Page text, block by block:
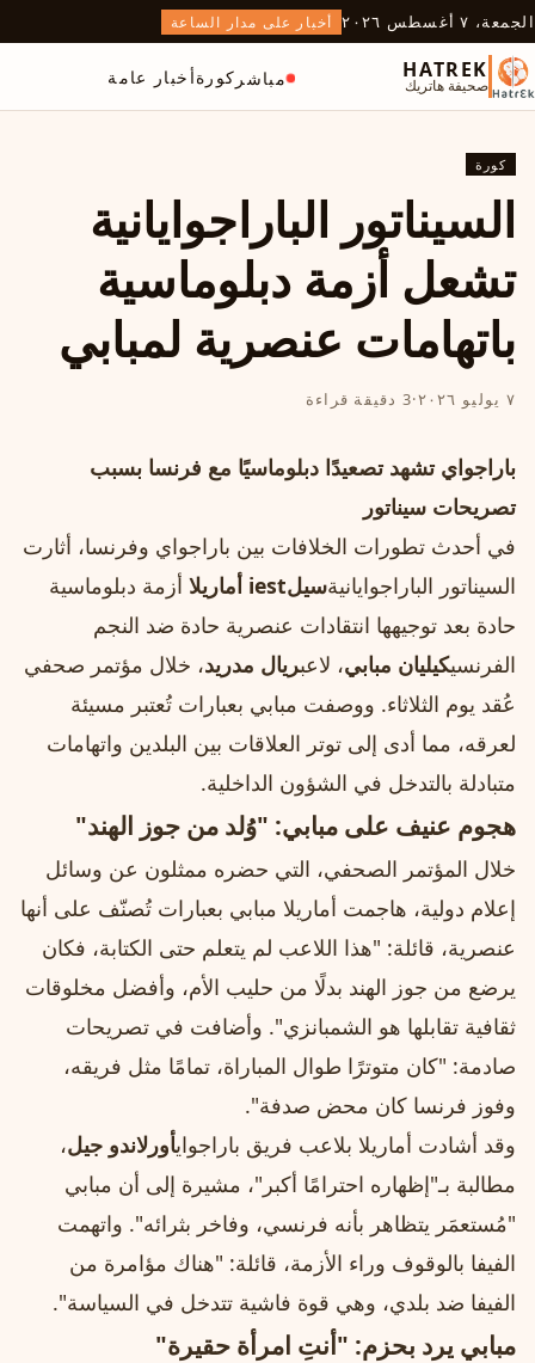
الجمعة، ٧ أغسطس ٢٠٢٦ أخبار على مدار الساعة
HATREK
صحيفة هاتريك مباشر كورةأخبار عامة
كورة
السيناتور الباراجوايانية
تشعل أزمة دبلوماسية
باتهامات عنصرية لمبابي
٧ يوليو ٢٠٢٦ ·3 دقيقة قراءة
باراجواي تشهد تصعيدًا دبلوماسيًا مع فرنسا بسبب
تصريحات سيناتور
في أحدث تطورات الخلافات بين باراجواي وفرنسا، أثارت
السيناتور الباراجوايانيةسيلiest أماريلا
أزمة دبلوماسية
حادة بعد توجيهها انتقادات عنصرية حادة ضد النجم
الفرنسيكيليان مبابي، لاعبريال مدريد، خلال مؤتمر صحفي
عُقد يوم الثلاثاء. ووصفت مبابي بعبارات تُعتبر مسيئة
لعرقه، مما أدى إلى توتر العلاقات بين البلدين واتهامات
متبادلة بالتدخل في الشؤون الداخلية.
هجوم عنيف على مبابي: "وُلد من جوز الهند"
خلال المؤتمر الصحفي، التي حضره ممثلون عن وسائل
إعلام دولية، هاجمت أماريلا مبابي بعبارات تُصنّف على أنها
عنصرية، قائلة: "هذا اللاعب لم يتعلم حتى الكتابة، فكان
يرضع من جوز الهند بدلًا من حليب الأم، وأفضل مخلوقات
ثقافية تقابلها هو الشمبانزي". وأضافت في تصريحات
صادمة: "كان متوترًا طوال المباراة، تمامًا مثل فريقه،
وفوز فرنسا كان محض صدفة".
وقد أشادت أماريلا بلاعب فريق باراجوايأورلاندو جيل،
مطالبة بـ"إظهاره احترامًا أكبر"، مشيرة إلى أن مبابي
"مُستعمَر يتظاهر بأنه فرنسي، وفاخر بثرائه". واتهمت
الفيفا بالوقوف وراء الأزمة، قائلة: "هناك مؤامرة من
الفيفا ضد بلدي، وهي قوة فاشية تتدخل في السياسة".
مبابي يرد بحزم: "أنتِ امرأة حقيرة"